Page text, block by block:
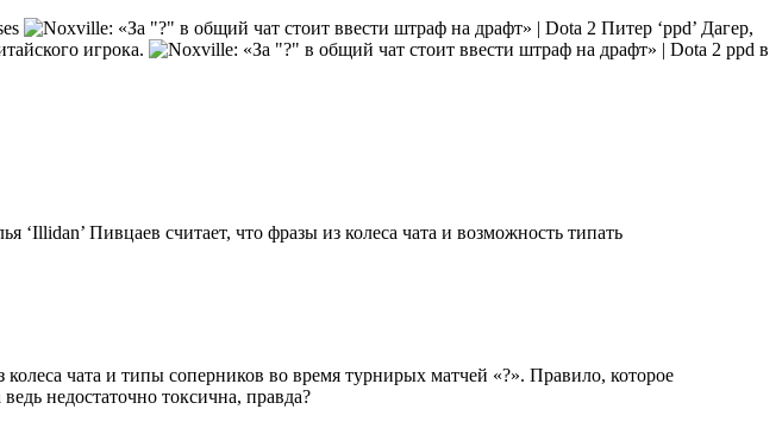
Питер ‘ppd’ Дагер,
игрока.
ppd в
‘Illidan’ Пивцаев считает, что фразы из колеса чата и возможность типать
чата и типы соперников во время турнирых матчей «?». Правило, которое
недостаточно токсична, правда?